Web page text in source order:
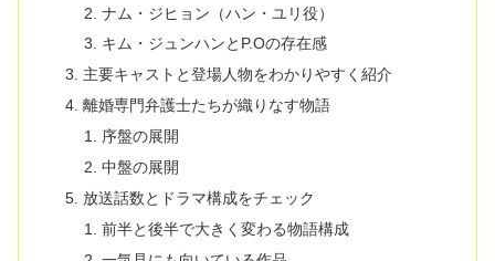
ナム・ジヒョン（ハン・ユリ役）
キム・ジュンハンとP.Oの存在感
主要キャストと登場人物をわかりやすく紹介
離婚専門弁護士たちが織りなす物語
序盤の展開
中盤の展開
放送話数とドラマ構成をチェック
前半と後半で大きく変わる物語構成